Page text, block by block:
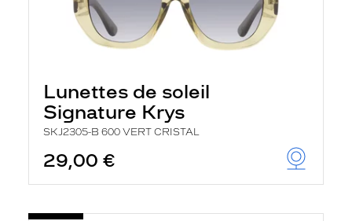
Lunettes de soleil
Signature Krys
SKJ2305-B 600 VERT CRISTAL
29,00 €